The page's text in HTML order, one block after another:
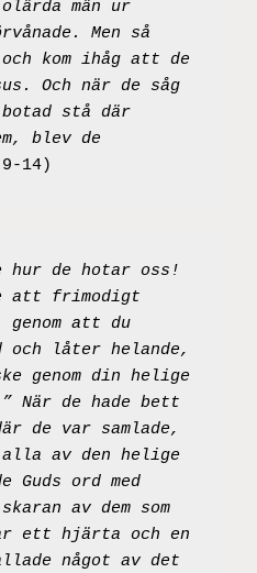
män ur
Men så
och kom ihåg att de
Och när de såg
stå där
blev de
14)
hur de hotar oss!
att frimodigt
att du
och låter helande,
genom din helige
När de hade bett
de var samlade,
av den helige
Guds ord med
av dem som
ett hjärta och en
något av det